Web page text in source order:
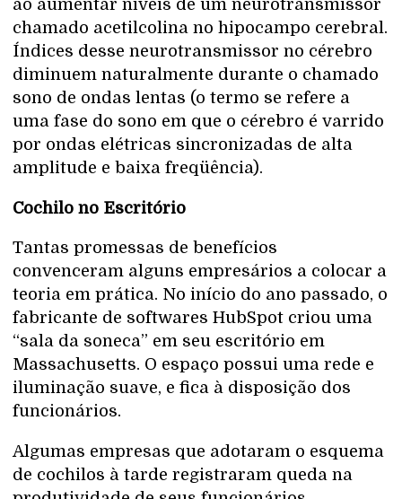
ao aumentar níveis de um neurotransmissor
chamado acetilcolina no hipocampo cerebral.
Índices desse neurotransmissor no cérebro
diminuem naturalmente durante o chamado
sono de ondas lentas (o termo se refere a
uma fase do sono em que o cérebro é varrido
por ondas elétricas sincronizadas de alta
amplitude e baixa freqüência).
Cochilo no Escritório
Tantas promessas de benefícios
convenceram alguns empresários a colocar a
teoria em prática. No início do ano passado, o
fabricante de softwares HubSpot criou uma
“sala da soneca” em seu escritório em
Massachusetts. O espaço possui uma rede e
iluminação suave, e fica à disposição dos
funcionários.
Algumas empresas que adotaram o esquema
de cochilos à tarde registraram queda na